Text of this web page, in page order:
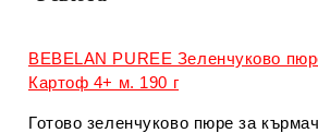
BEBELAN PUREE Зеленчуково
Картоф 4+ м. 190 г
Готово зеленчуково пюре за